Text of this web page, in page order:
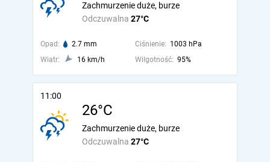
Odczuwalna 27°C
Zachmurzenie duże, burze
Opad: 2.7 mm Ciśnienie: 1003 hPa
Wiatr:
16 km/h Wilgotność: 95%
11:00
26°C
Odczuwalna 27°C
Zachmurzenie duże, burze